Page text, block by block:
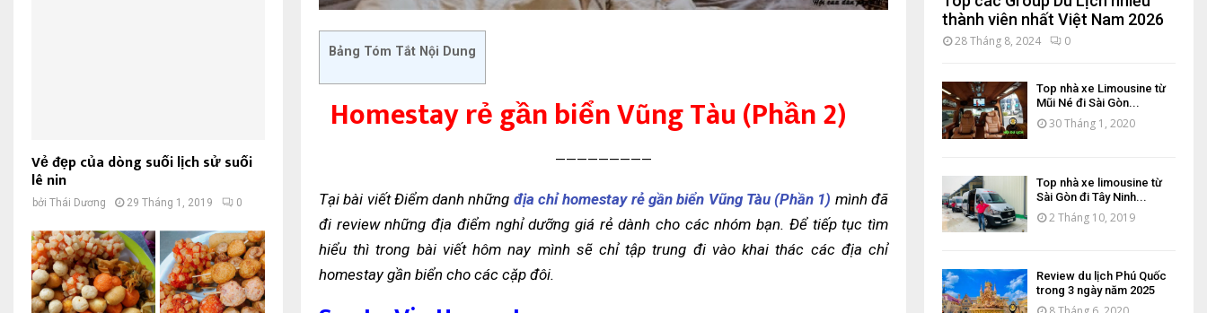
Bảng Tóm Tắt Nội Dung
Homestay rẻ gần biển Vũng Tàu (Phần 2)
—————————
Tại bài viết Điểm danh những địa chỉ homestay rẻ gần biển Vũng Tàu (Phần 1) mình đã
đi review những địa điểm nghỉ dưỡng giá rẻ dành cho các nhóm bạn. Để tiếp tục tìm
hiểu thì trong bài viết hôm nay mình sẽ chỉ tập trung đi vào khai thác các địa chỉ
homestay gần biển cho các cặp đôi.
Vẻ đẹp của dòng suối lịch sử suối
lê nin
bởi Thái Dương 29 Tháng 1, 2019 0
thành viên nhất Việt Nam 2026
28 Tháng 8, 2024 0
Top nhà xe Limousine từ
Mũi Né đi Sài Gòn...
30 Tháng 1, 2020
Top nhà xe limousine từ
Sài Gòn đi Tây Ninh...
2 Tháng 10, 2019
Review du lịch Phú Quốc
trong 3 ngày năm 2025